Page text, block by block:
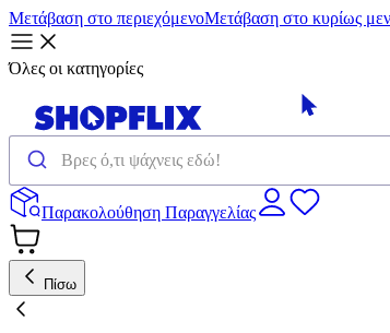
Μετάβαση στο περιεχόμενοΜετάβαση στο κυρίως
Όλες οι κατηγορίες
Παρακολούθηση Παραγγελίας
Πίσω